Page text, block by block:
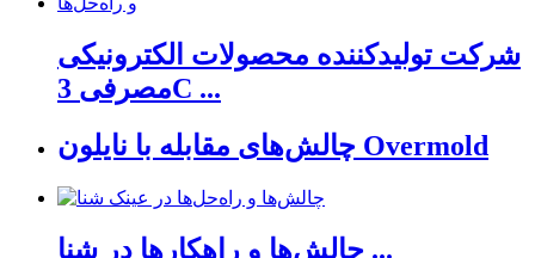
شرکت تولیدکننده محصولات الکترونیکی
مصرفی 3C ...
چالش‌های مقابله با نایلون Overmold
چالش‌ها و راهکارها در شنا ...